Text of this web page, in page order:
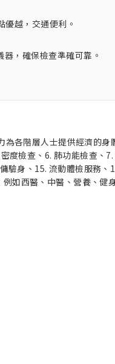
越，交通便利。
，確保檢查準確可靠。
各階層人士提供經濟的
度檢查、6. 肺功能檢查、
驗身、15. 流動體檢服務、
如西醫、中醫、營養、健